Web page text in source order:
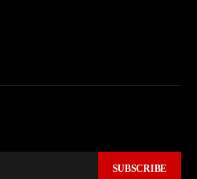
SUBSCRIBE